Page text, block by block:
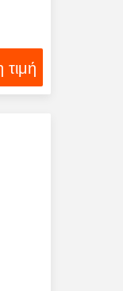
τιμή